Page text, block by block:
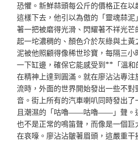
恐懼。新鮮蒜頭每公斤的價格正在
這樣下去，他引以為傲的「靈魂蒜
著一把被磨得光滑、閃耀著不祥光
起一坨濃稠的、顏色介於灰綠與土
泥被他照顧得像稀世珍寶，每隔三
一下缸邊，確保它能感受到**「溫
在精神上達到圓滿。就在廖沾沾專注
流時，外面的世界開始發出一些不對
音。街上所有的汽車喇叭同時發出
且潮濕的「咕嚕——咕嚕——」聲。
也不是正常的鳴笛聲，而像是一個巨
在哀嚎。廖沾沾皺著眉頭，這嚴重